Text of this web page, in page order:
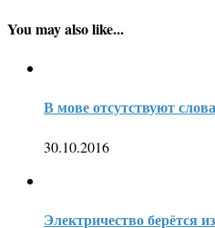
You may also like...
В мове отсутствуют
30.10.2016
Электричество берётся